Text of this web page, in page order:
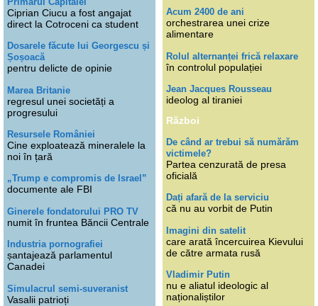
Ciprian Ciucu a fost angajat
direct la Cotroceni ca student
Dosarele făcute lui Georgescu și
Șoșoacă
pentru delicte de opinie
Marea Britanie
regresul unei societăți a
progresului
Resursele României
Cine exploatează mineralele la
noi în țară
„Trump e compromis de Israel”
documente ale FBI
Ginerele fondatorului PRO TV
numit în fruntea Băncii Centrale
Industria pornografiei
șantajează parlamentul
Canadei
Simulacrul semi-suveranist
Vasalii patrioți
Acum 2400 de ani
orchestrarea unei crize
alimentare
Rolul alternanței frică relaxare
în controlul populației
Jean Jacques Rousseau
ideolog al tiraniei
Război
De când ar trebui să numărăm
victimele?
Partea cenzurată de presa
oficială
Dați afară de la serviciu
că nu au vorbit de Putin
Imagini din satelit
care arată încercuirea Kievului
de către armata rusă
Vladimir Putin
nu e aliatul ideologic al
naționaliștilor